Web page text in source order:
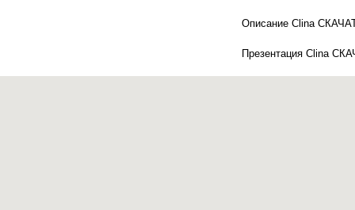
Описание Clina
Презентация Clina